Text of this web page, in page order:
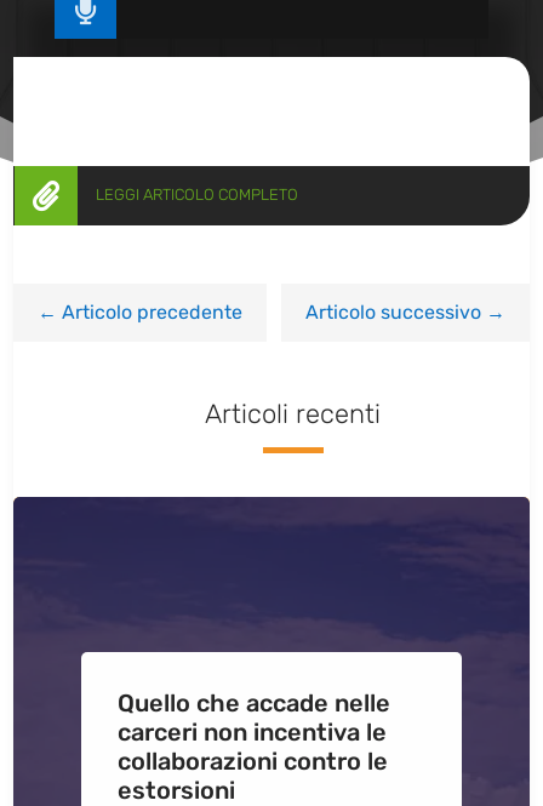

 LEGGI ARTICOLO COMPLETO
←Articolo precedente Articolo successivo→
Articoli recenti
Quello che accade nelle
carceri non incentiva le
collaborazioni contro le
estorsioni